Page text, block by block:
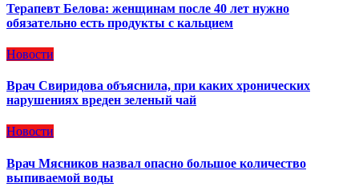
Терапевт Белова: женщинам после 40 лет нужно
обязательно есть продукты с кальцием
Новости
Врач Свиридова объяснила, при каких хронических
нарушениях вреден зеленый чай
Новости
Врач Мясников назвал опасно большое количество
выпиваемой воды